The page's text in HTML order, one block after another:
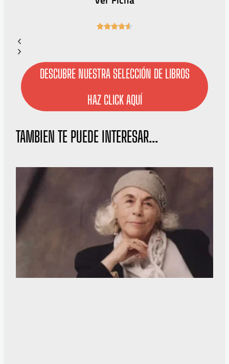

DESCUBRE NUESTRA SELECCIÓN DE LIBROS
HAZ CLICK AQUÍ
TAMBIEN TE PUEDE INTERESAR...